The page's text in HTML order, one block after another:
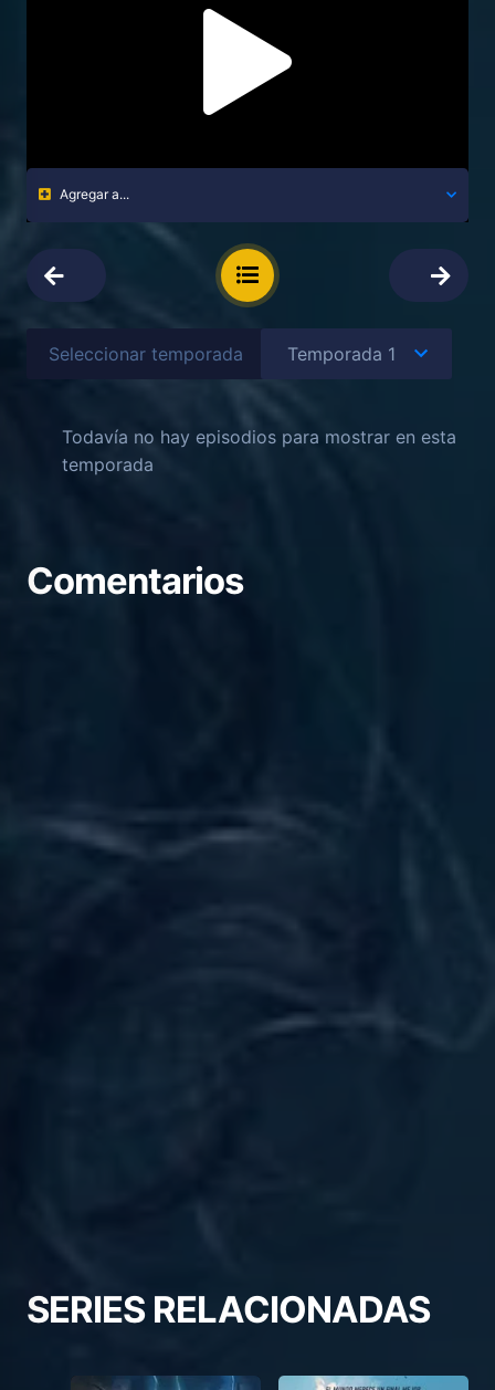
Agregar a...
Seleccionar temporada
Todavía no hay episodios para mostrar en esta
temporada
Comentarios
SERIES RELACIONADAS